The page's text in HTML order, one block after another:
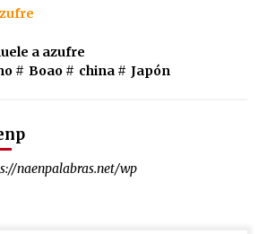
a azufre
# Boao# china# Japón
naenpalabras.net/wp